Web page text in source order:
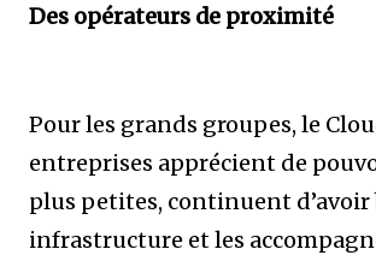
Des opérateurs de proximité
Pour les grands groupes, le
entreprises apprécient de
plus petites, continuent
infrastructure et les